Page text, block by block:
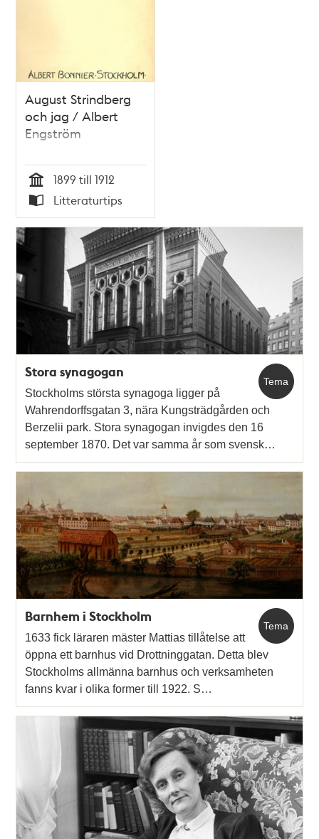
August Strindberg
och jag / Albert
Engström
Tid
1899 till 1912
Typ
Litteraturtips
Tema
Stora synagogan
Stockholms största synagoga ligger på
Wahrendorffsgatan 3, nära Kungsträdgården och
Berzelii park. Stora synagogan invigdes den 16
september 1870. Det var samma år som svensk…
Tema
Barnhem i Stockholm
1633 fick läraren mäster Mattias tillåtelse att
öppna ett barnhus vid Drottninggatan. Detta blev
Stockholms allmänna barnhus och verksamheten
fanns kvar i olika former till 1922. S…